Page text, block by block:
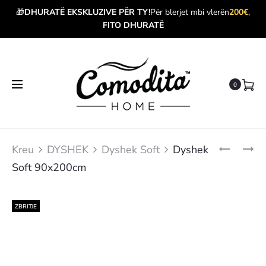
🎁DHURATË EKSKLUZIVE PËR TY!Për blerjet mbi vlerën200€,
FITO DHURATË
0
Kreu DYSHEK Dyshek Soft
Dyshek
Soft 90x200cm
ZBRITJE